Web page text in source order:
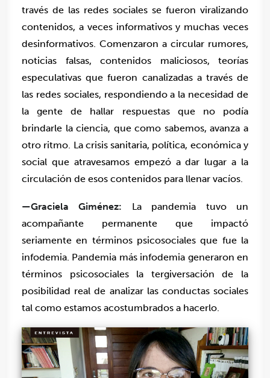
través de las redes sociales se fueron viralizando
contenidos, a veces informativos y muchas veces
desinformativos. Comenzaron a circular rumores,
noticias falsas, contenidos maliciosos, teorías
especulativas que fueron canalizadas a través de
las redes sociales, respondiendo a la necesidad de
la gente de hallar respuestas que no podía
brindarle la ciencia, que como sabemos, avanza a
otro ritmo. La crisis sanitaria, política, económica y
social que atravesamos empezó a dar lugar a la
circulación de esos contenidos para llenar vacíos.
—Graciela Giménez: La pandemia tuvo un
acompañante permanente que impactó
seriamente en términos psicosociales que fue la
infodemia. Pandemia más infodemia generaron en
términos psicosociales la tergiversación de la
posibilidad real de analizar las conductas sociales
tal como estamos acostumbrados a hacerlo.